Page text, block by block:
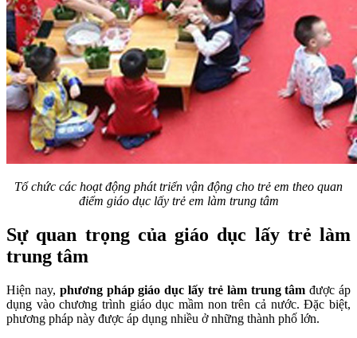
Tổ chức các hoạt động phát triển vận động cho trẻ em theo quan
điểm giáo dục lấy trẻ em làm trung tâm
Sự quan trọng của giáo dục lấy trẻ làm
trung tâm
Hiện nay, phương pháp giáo dục lấy trẻ làm trung tâm được áp
dụng vào chương trình giáo dục mầm non trên cả nước. Đặc biệt,
phương pháp này được áp dụng nhiều ở những thành phố lớn.